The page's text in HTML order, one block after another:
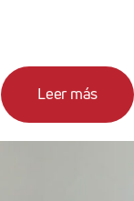
Leer más